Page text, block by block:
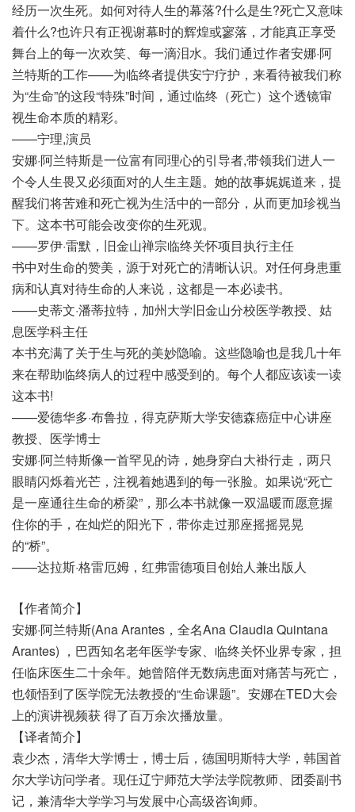
经历一次生死。如何对待人生的幕落?什么是生?死亡又意味
着什么?也许只有正视谢幕时的辉煌或寥落，才能真正享受
舞台上的每一次欢笑、每一滴泪水。我们通过作者安娜·阿
兰特斯的工作——为临终者提供安宁疗护，来看待被我们称
为“生命”的这段“特殊”时间，通过临终（死亡）这个透镜审
视生命本质的精彩。
——宁理,演员
安娜·阿兰特斯是一位富有同理心的引导者,带领我们进人一
个令人生畏又必须面对的人生主题。她的故事娓娓道来，提
醒我们将苦难和死亡视为生活中的一部分，从而更加珍视当
下。这本书可能会改变你的生死观。
——罗伊·雷默，旧金山禅宗临终关怀项目执行主任
书中对生命的赞美，源于对死亡的清晰认识。对任何身患重
病和认真对待生命的人来说，这都是一本必读书。
——史蒂文·潘蒂拉特，加州大学旧金山分校医学教授、姑
息医学科主任
本书充满了关于生与死的美妙隐喻。这些隐喻也是我几十年
来在帮助临终病人的过程中感受到的。每个人都应该读一读
这本书!
——爱德华多·布鲁拉，得克萨斯大学安德森癌症中心讲座
教授、医学博士
安娜·阿兰特斯像一首罕见的诗，她身穿白大褂行走，两只
眼睛闪烁着光芒，注视着她遇到的每一张脸。如果说“死亡
是一座通往生命的桥梁”，那么本书就像一双温暖而愿意握
住你的手，在灿烂的阳光下，带你走过那座摇摇晃晃
的“桥”。
——达拉斯·格雷厄姆，红弗雷德项目创始人兼出版人
【作者简介】
安娜·阿兰特斯(Ana Arantes，全名Ana Claudia Quintana
Arantes) ，巴西知名老年医学专家、临终关怀业界专家，担
任临床医生二十余年。她曾陪伴无数病患面对痛苦与死亡，
也领悟到了医学院无法教授的“生命课题”。安娜在TED大会
上的演讲视频获 得了百万余次播放量。
【译者简介】
袁少杰，清华大学博士，博士后，德国明斯特大学，韩国首
尔大学访问学者。现任辽宁师范大学法学院教师、团委副书
记，兼清华大学学习与发展中心高级咨询师。